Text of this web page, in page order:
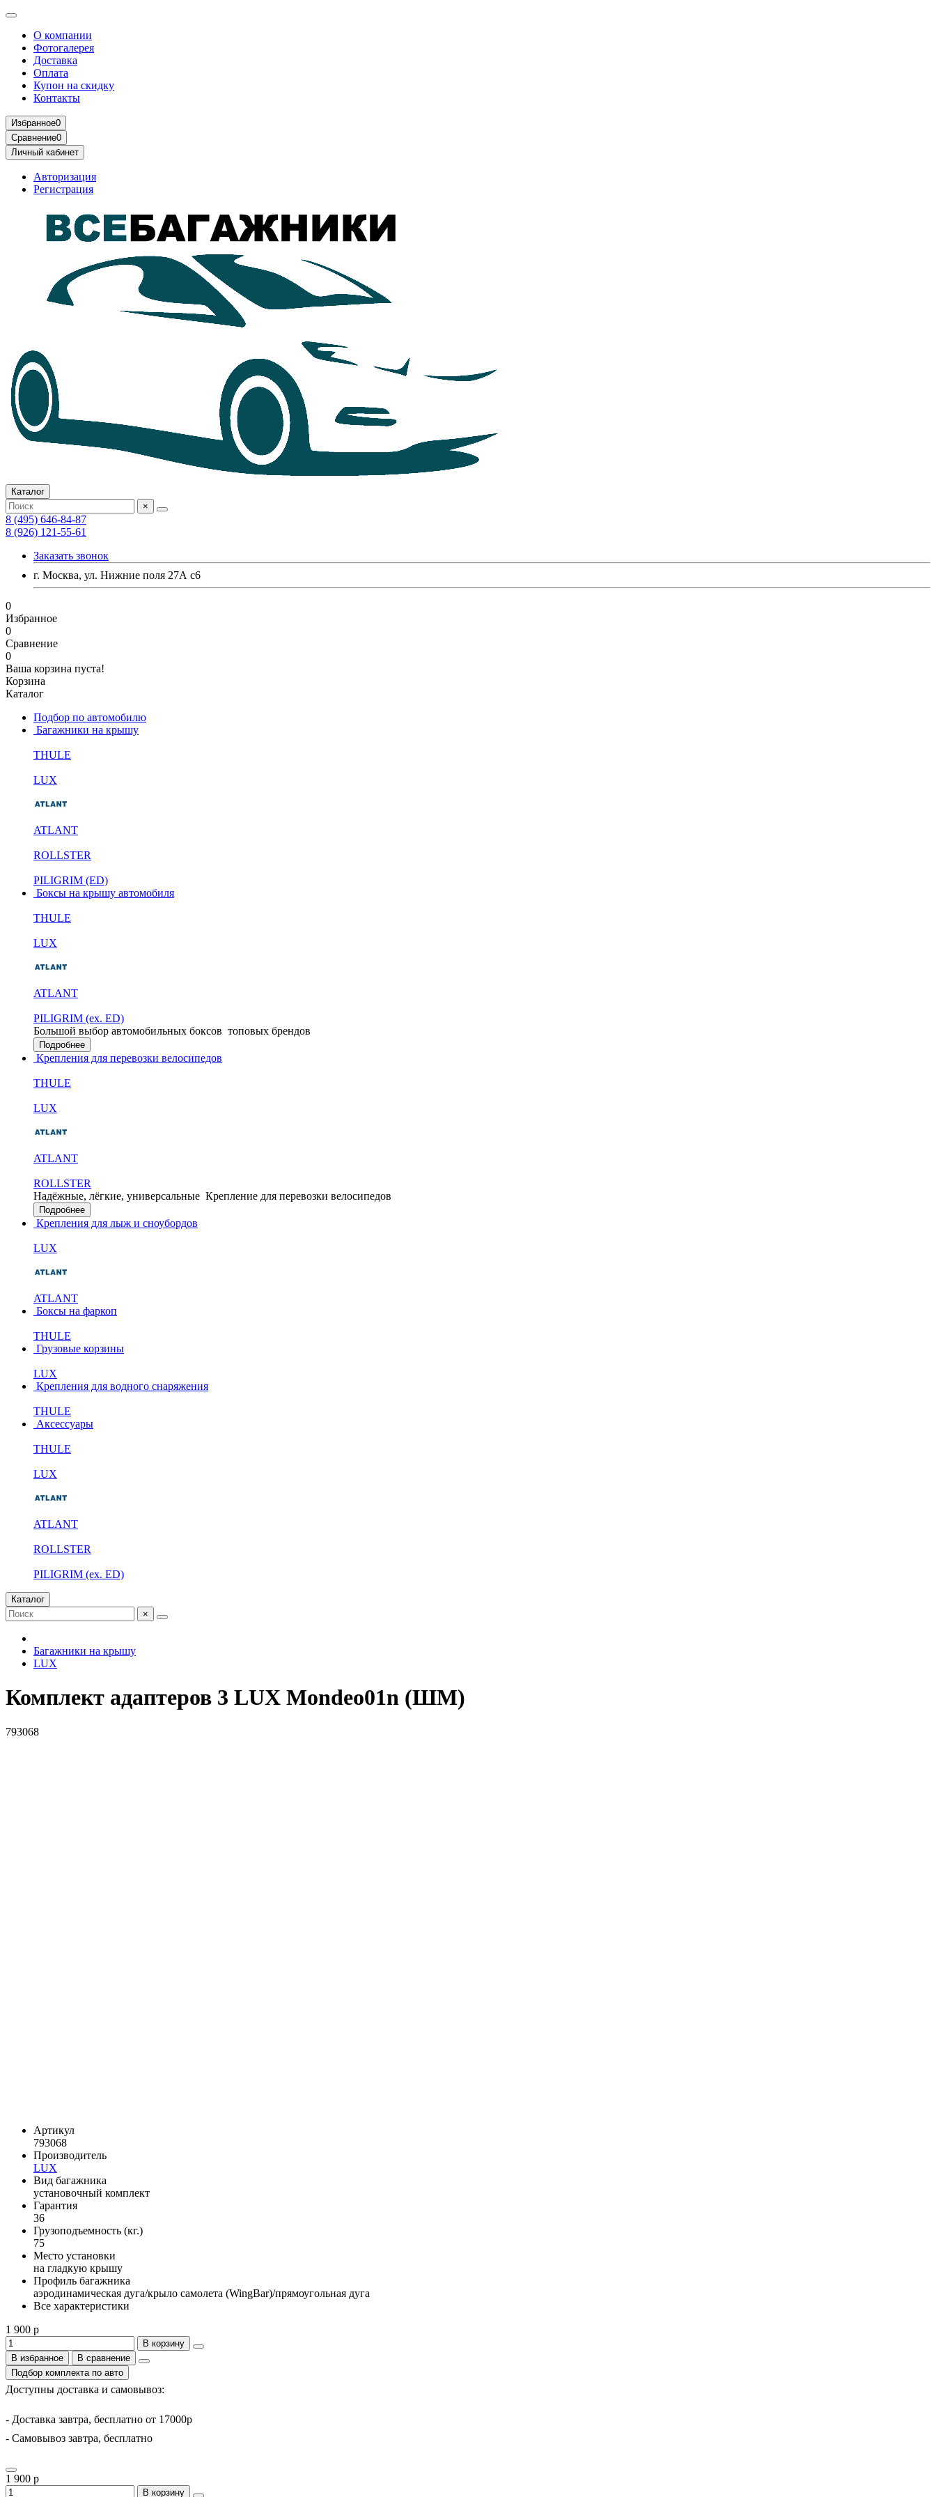
О компании
Фотогалерея
Доставка
Оплата
Купон на скидку
Контакты
Избранное0
Сравнение0
Личный кабинет
Авторизация
Регистрация
Каталог
×
8 (495) 646-84-87
8 (926) 121-55-61
Заказать звонок
г. Москва, ул. Нижние поля 27А с6
0
Избранное
0
Сравнение
0
Ваша корзина пуста!
Корзина
Каталог
Подбор по автомобилю
Багажники на крышу
THULE
LUX
ATLANT
ROLLSTER
PILIGRIM (ED)
Боксы на крышу автомобиля
THULE
LUX
ATLANT
PILIGRIM (ex. ED)
Большой выбор автомобильных боксов топовых брендов
Подробнее
Крепления для перевозки велосипедов
THULE
LUX
ATLANT
ROLLSTER
Надёжные, лёгкие, универсальные Крепление для перевозки велосипедов
Подробнее
Крепления для лыж и сноубордов
LUX
ATLANT
Боксы на фаркоп
THULE
Грузовые корзины
LUX
Крепления для водного снаряжения
THULE
Аксессуары
THULE
LUX
ATLANT
ROLLSTER
PILIGRIM (ex. ED)
Каталог
×
Багажники на крышу
LUX
Комплект адаптеров 3 LUX Mondeo01n (ШМ)
793068
Артикул
793068
Производитель
LUX
Вид багажника
установочный комплект
Гарантия
36
Грузоподъемность (кг.)
75
Место установки
на гладкую крышу
Профиль багажника
аэродинамическая дуга/крыло самолета (WingBar)/прямоугольная дуга
Все характеристики
1 900 р
В корзину
В избранное
В сравнение
Подбор комплекта по авто
Доступны доставка и самовывоз:
- Доставка завтра, бесплатно от 17000р
- Самовывоз завтра, бесплатно
1 900 р
В корзину